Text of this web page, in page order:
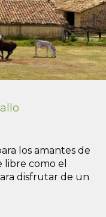
los amantes de
libre como el
disfrutar de un